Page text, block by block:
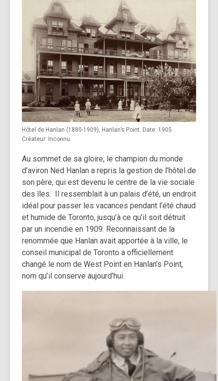
Hôtel de Hanlan (1880-1909), Hanlan’s Point. Date: 1905.
Créateur: Inconnu.
Au sommet de sa gloire, le champion du monde
d’aviron Ned Hanlan a repris la gestion de l’hôtel de
son père, qui est devenu le centre de la vie sociale
des îles. Il ressemblait à un palais d’été, un endroit
idéal pour passer les vacances pendant l’été chaud
et humide de Toronto, jusqu’à ce qu’il soit détruit
par un incendie en 1909. Reconnaissant de la
renommée que Hanlan avait apportée à la ville, le
conseil municipal de Toronto a officiellement
changé le nom de West Point en Hanlan’s Point,
nom qu’il conserve aujourd’hui.